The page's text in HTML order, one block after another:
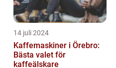
14 juli 2024
Kaffemaskiner i Örebro:
Bästa valet för
kaffeälskare